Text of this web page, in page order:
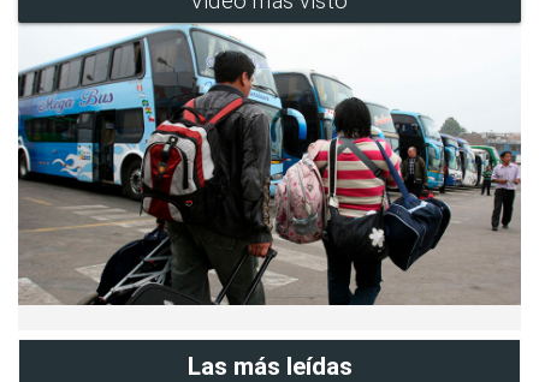
Las más leídas